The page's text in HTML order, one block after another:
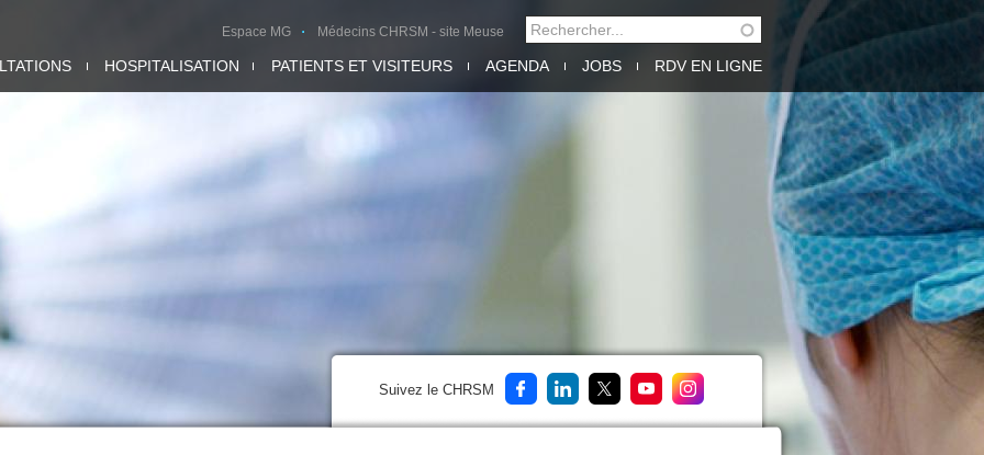
HOSPITALISATION PATIENTS ET VISITEURS AGENDA JOBS RDV EN LIGNE
Espace MG Médecins CHRSM - site Meuse
FORMULAIRE DE
RECHERCHE
Rechercher
Suivez le CHRSM